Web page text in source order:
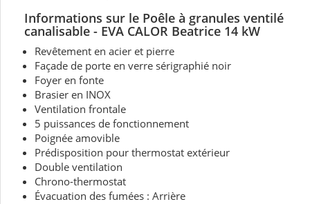
Informations sur le Poêle à granules ventilé
canalisable - EVA CALOR Beatrice 14 kW
Revêtement en acier et pierre
Façade de porte en verre sérigraphié noir
Foyer en fonte
Brasier en INOX
Ventilation frontale
5 puissances de fonctionnement
Poignée amovible
Prédisposition pour thermostat extérieur
Double ventilation
Chrono-thermostat
Évacuation des fumées : Arrière